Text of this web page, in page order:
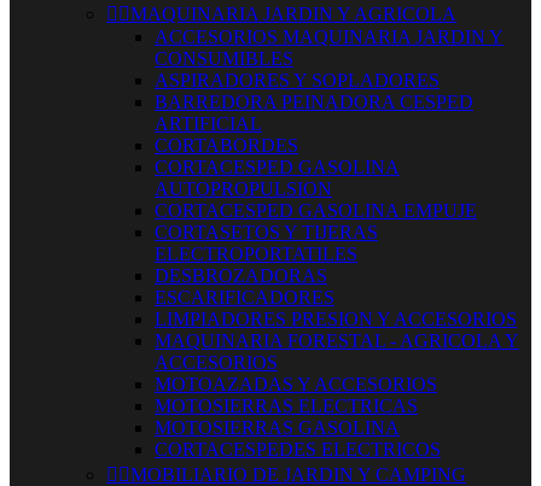
 MAQUINARIA JARDIN Y AGRICOLA
ACCESORIOS MAQUINARIA JARDIN Y
CONSUMIBLES
ASPIRADORES Y SOPLADORES
BARREDORA PEINADORA CESPED
ARTIFICIAL
CORTABORDES
CORTACESPED GASOLINA
AUTOPROPULSION
CORTACESPED GASOLINA EMPUJE
CORTASETOS Y TIJERAS
ELECTROPORTATILES
DESBROZADORAS
ESCARIFICADORES
LIMPIADORES PRESION Y ACCESORIOS
MAQUINARIA FORESTAL - AGRICOLA Y
ACCESORIOS
MOTOAZADAS Y ACCESORIOS
MOTOSIERRAS ELECTRICAS
MOTOSIERRAS GASOLINA
CORTACESPEDES ELECTRICOS
 MOBILIARIO DE JARDIN Y CAMPING